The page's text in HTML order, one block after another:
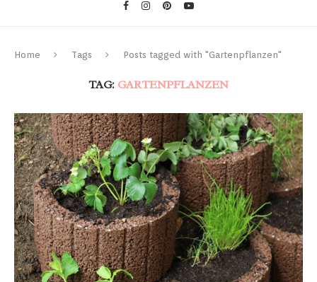
Home Tags Posts tagged with "Gartenpflanzen"
TAG: GARTENPFLANZEN